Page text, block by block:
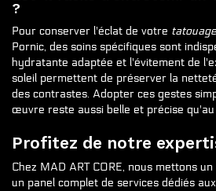
?
Pour conserver l'éclat de votre
Pornic, des soins spécifiques sont
hydratante adaptée et l'évitement de
soleil permettent de préserver la
des contrastes. Adopter ces gestes
œuvre reste aussi belle et précise
Profitez de notre
Chez MAD ART CORE, nous mettons
un panel complet de services dédiés